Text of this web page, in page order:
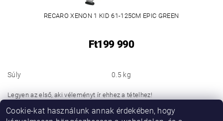
RECARO XENON 1 KID 61-125CM EPIC GREEN
Ft199 990
Súly 0.5 kg
Legyen az első, aki véleményt ír ehhez a tételhez!
Hozzászólás hozzáadása
Cookie-kat használunk annak érdekében, hogy